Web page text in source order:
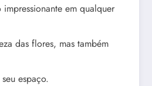
em qualquer
das flores, mas também
espaço.